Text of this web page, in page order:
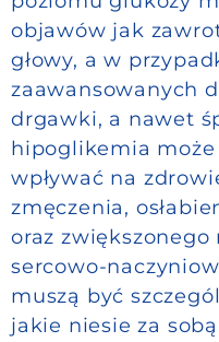
objawów jak
głowy, a w
zaawansowanych
drgawki, a nawet
hipoglikemia
wpływać na
zmęczenia,
oraz zwiększonego
sercowo-
muszą być
jakie niesie za